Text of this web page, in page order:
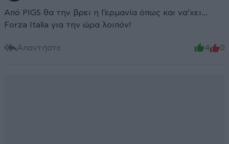
Από PIGS θα την βρει η Γερμανία όπως και να’χει…
Forza Italia για την ώρα λοιπόν!
Απαντήστε 4 0